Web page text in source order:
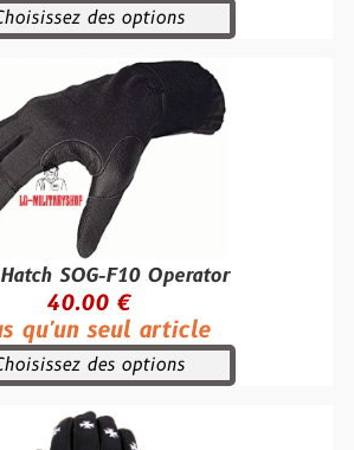
des options
SOG-F10 Operator
40.00 €
qu'un seul article
des options